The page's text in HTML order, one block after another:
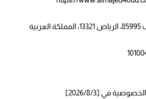
ص.ب 85995، الرياض 13321، المملكة العربية
الخصوصية في [2026/8/3]